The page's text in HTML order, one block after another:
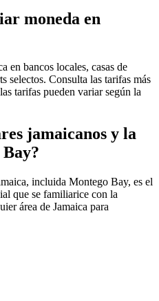
moneda en
en bancos locales, casas de
selectos. Consulta las tarifas más
tarifas pueden variar según la
jamaicanos y la
incluida Montego Bay, es el
que se familiarice con la
área de Jamaica para